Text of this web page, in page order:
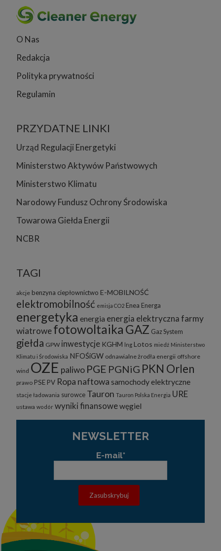
O Nas
Redakcja
Polityka prywatności
Regulamin
PRZYDATNE LINKI
Urząd Regulacji Energetyki
Ministerstwo Aktywów Państwowych
Ministerstwo Klimatu
Narodowy Fundusz Ochrony Środowiska
Towarowa Giełda Energii
NCBR
TAGI
akcje benzyna ciepłownictwo E-MOBILNOŚĆ
elektromobilność emisja CO2 Enea Energa
energetyka energia energia elektrycznafarmy
wiatrowefotowoltaika GAZ Gaz System
giełda GPW inwestycje KGHM lng Lotos miedź Ministerstwo
Klimatu i Środowiska NFOŚiGW odnawialne żrodła energii offshore
wind OZE paliwo PGE PGNiG PKN Orlen
prawo PSE PV Ropa naftowa samochody elektryczne
stacje ładowania surowce Tauron Tauron Polska Energia URE
ustawa wodór wyniki finansowewęgiel
NEWSLETTER
E-mail*